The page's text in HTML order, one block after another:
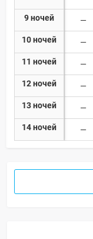
9 ночей
10 ночей
11 ночей
12 ночей
13 ночей
14 ночей